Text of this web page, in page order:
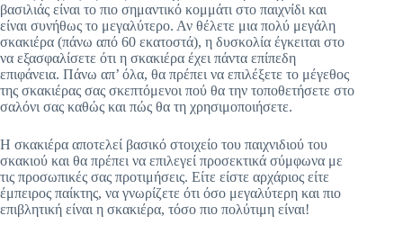
βασιλιάς είναι το πιο σημαντικό κομμάτι στο παιχνίδι και
είναι συνήθως το μεγαλύτερο. Αν θέλετε μια πολύ μεγάλη
σκακιέρα (πάνω από 60 εκατοστά), η δυσκολία έγκειται στο
να εξασφαλίσετε ότι η σκακιέρα έχει πάντα επίπεδη
επιφάνεια. Πάνω απ’ όλα, θα πρέπει να επιλέξετε το μέγεθος
της σκακιέρας σας σκεπτόμενοι πού θα την τοποθετήσετε στο
σαλόνι σας καθώς και πώς θα τη χρησιμοποιήσετε.
Η σκακιέρα αποτελεί βασικό στοιχείο του παιχνιδιού του
σκακιού και θα πρέπει να επιλεγεί προσεκτικά σύμφωνα με
τις προσωπικές σας προτιμήσεις. Είτε είστε αρχάριος είτε
έμπειρος παίκτης, να γνωρίζετε ότι όσο μεγαλύτερη και πιο
επιβλητική είναι η σκακιέρα, τόσο πιο πολύτιμη είναι!